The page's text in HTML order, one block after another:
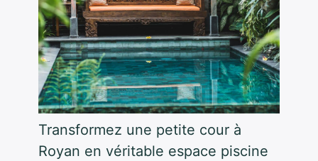
Transformez une petite cour à
Royan en véritable espace piscine